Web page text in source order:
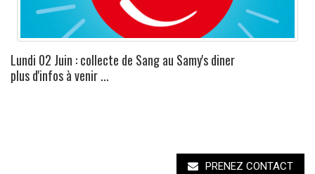
Lundi 02 Juin : collecte de Sang au Samy's diner
plus d'infos à venir ...
PRENEZ CONTACT